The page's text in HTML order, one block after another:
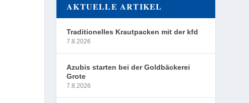
AKTUELLE ARTIKEL
Traditionelles Krautpacken mit der kfd
7.8.2026
Azubis starten bei der Goldbäckerei
Grote
7.8.2026